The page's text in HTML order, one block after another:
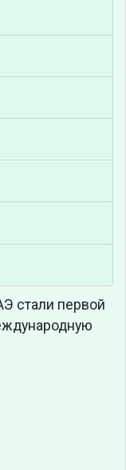
стали первой